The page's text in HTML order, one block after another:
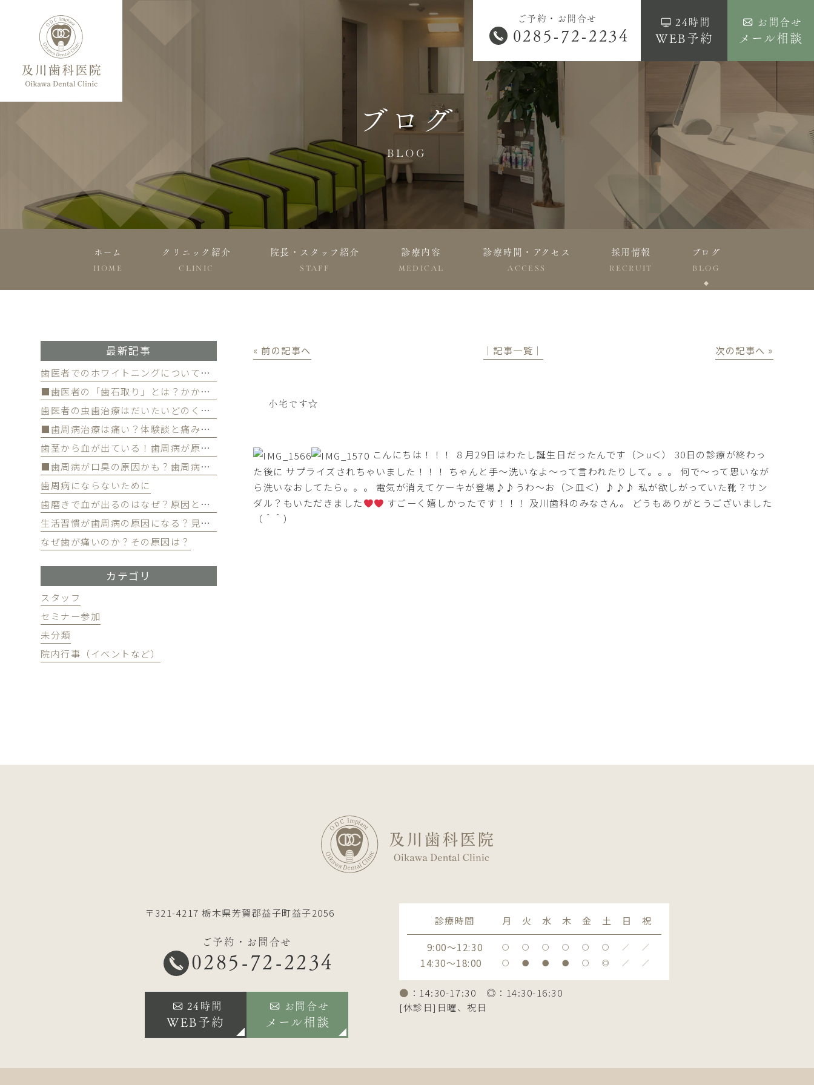
ご予約・お問合せ
0285-72-2234
24時間
WEB予約
お問合せ
メール相談
ブログ
BLOG
ホーム
HOME
クリニック紹介
CLINIC
院長・スタッフ紹介
STAFF
診療内容
MEDICAL
診療時間・アクセス
ACCESS
採用情報
RECRUIT
ブログ
BLOG
« 前の記事へ │記事一覧│ 次の記事へ »
小宅です☆
こんにちは！！！ ８月29日はわたし誕生日だったんです（＞u＜） 30日の診療が終わっ
た後に サプライズされちゃいました！！！ ちゃんと手～洗いなよ～って言われたりして。。。 何で～って思いなが
ら洗いなおしてたら。。。 電気が消えてケーキが登場♪♪うわ～お（＞皿＜）♪♪♪ 私が欲しがっていた靴？サン
ダル？もいただきました
すごーく嬉しかったです！！！ 及川歯科のみなさん。 どうもありがとうございました
（＾＾）
最新記事
歯医者でのホワイトニングについて徹底解
■歯医者の「歯石取り」とは？かかる費用について
歯医者の虫歯治療はだいたいどのくらい期間かかる？
■歯周病治療は痛い？体験談と痛みを軽減する方法
歯茎から血が出ている！歯周病が原因かも
■歯周病が口臭の原因かも？歯周病と口臭の関係について
歯周病にならないために
歯磨きで血が出るのはなぜ？原因と対策を解説
生活習慣が歯周病の原因になる？見直すべき習慣とは？
なぜ歯が痛いのか？その原因は？
カテゴリ
スタッフ
セミナー参加
未分類
院内行事（イベントなど）
〒321-4217 栃木県芳賀郡益子町益子2056
ご予約・お問合せ
0285-72-2234
24時間
WEB予約
お問合せ
メール相談
診療時間 月 火 水 木 金 土 日
祝
9:00～12:30
〇 〇 〇 〇 〇 〇 ／ ／
14:30～18:00 〇 ● ● ● 〇 ◎ ／ ／
● ：14:30-17:30 ◎：14:30-16:30
[休診日]日曜、祝日